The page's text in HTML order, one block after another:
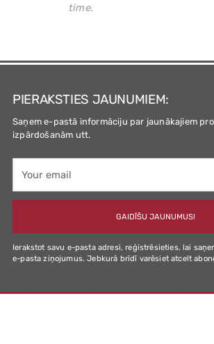
time.
PIERAKSTIES JAUNUMIEM:
Saņem e-pastā informāciju par jaunākajiem
izpārdošanām utt.
email
GAIDĪŠU JAUNUMUS!
Ierakstot savu e-pasta adresi, reģistrēsieties, lai
e-pasta ziņojumus. Jebkurā brīdī varēsiet atcelt